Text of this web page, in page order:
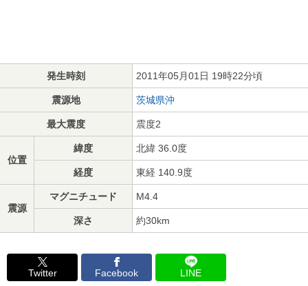
発生時刻 2011年05月01日 19時22分頃
震源地 茨城県沖
最大震度 震度2
位置
緯度 北緯 36.0度
経度 東経 140.9度
震源
マグニチュード M4.4
深さ 約30km
Twitter Facebook LINE